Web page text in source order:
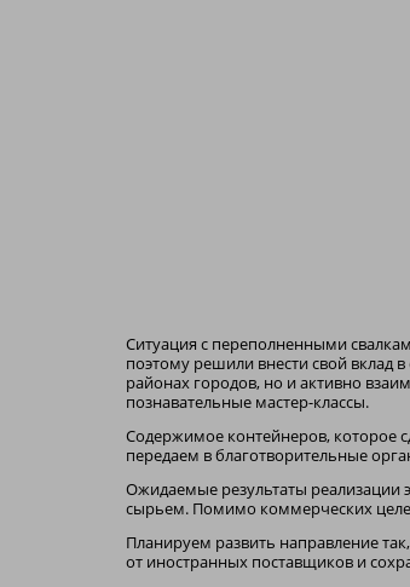
Ситуация с переполненными
поэтому решили внести свой вклад
районах городов, но и активно
познавательные мастер-классы.
Содержимое контейнеров, которое
передаем в благотворительные
Ожидаемые результаты реализации
сырьем. Помимо коммерческих
Планируем развить направление
от иностранных поставщиков и